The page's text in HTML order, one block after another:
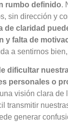
rumbo definido.
sin dirección y
de claridad
y falta de
a sentirnos
dificultar
personales o
visión clara de
transmitir
generar